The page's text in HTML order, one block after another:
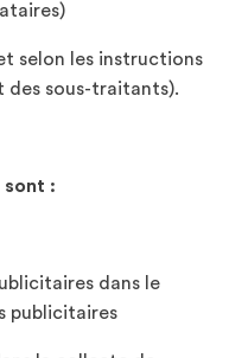
selon les instructions
des sous-traitants).
sont :
dans le
publicitaires